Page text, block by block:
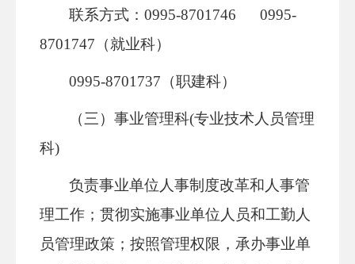
联系方式：0995-8701746 0995-
8701747（就业科）
0995-8701737（职建科）
（三）事业管理科(专业技术人员管理
科)
负责事业单位人事制度改革和人事管
理工作；贯彻实施事业单位人员和工勤人
员管理政策；按照管理权限，承办事业单